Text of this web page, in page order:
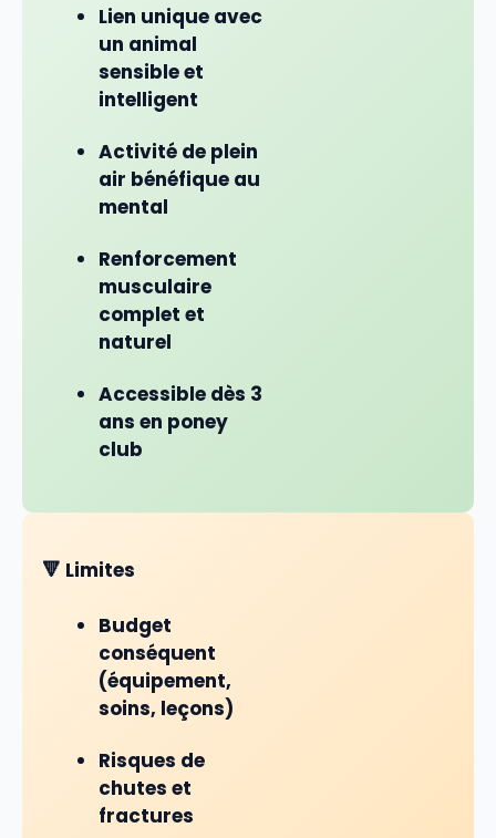
Lien unique avec
un animal
sensible et
intelligent
Activité de plein
air bénéfique au
mental
Renforcement
musculaire
complet et
naturel
Accessible dès 3
ans en poney
club
🔻 Limites
Budget
conséquent
(équipement,
soins, leçons)
Risques de
chutes et
fractures